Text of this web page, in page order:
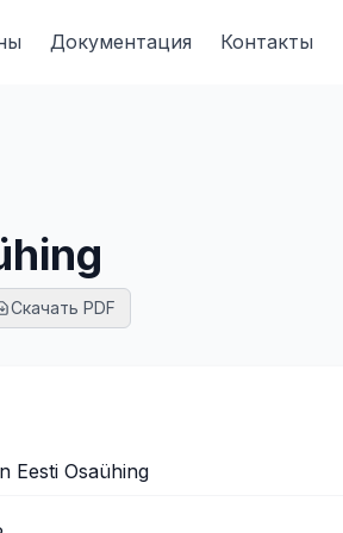
Документация Контакты
Скачать PDF
Eesti Osaühing